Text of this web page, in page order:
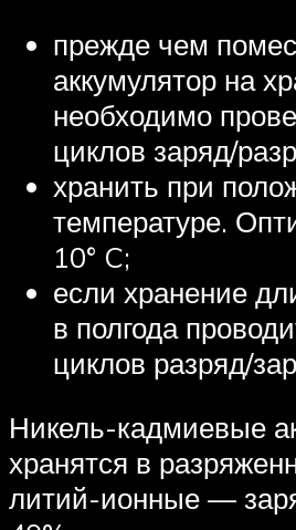
прежде чем
аккумулятор на
необходимо
циклов заряд/
хранить при
температуре.
10° C;
если хранение
в полгода
циклов разряд/
Никель-кадмиевые
хранятся в
литий-ионные —